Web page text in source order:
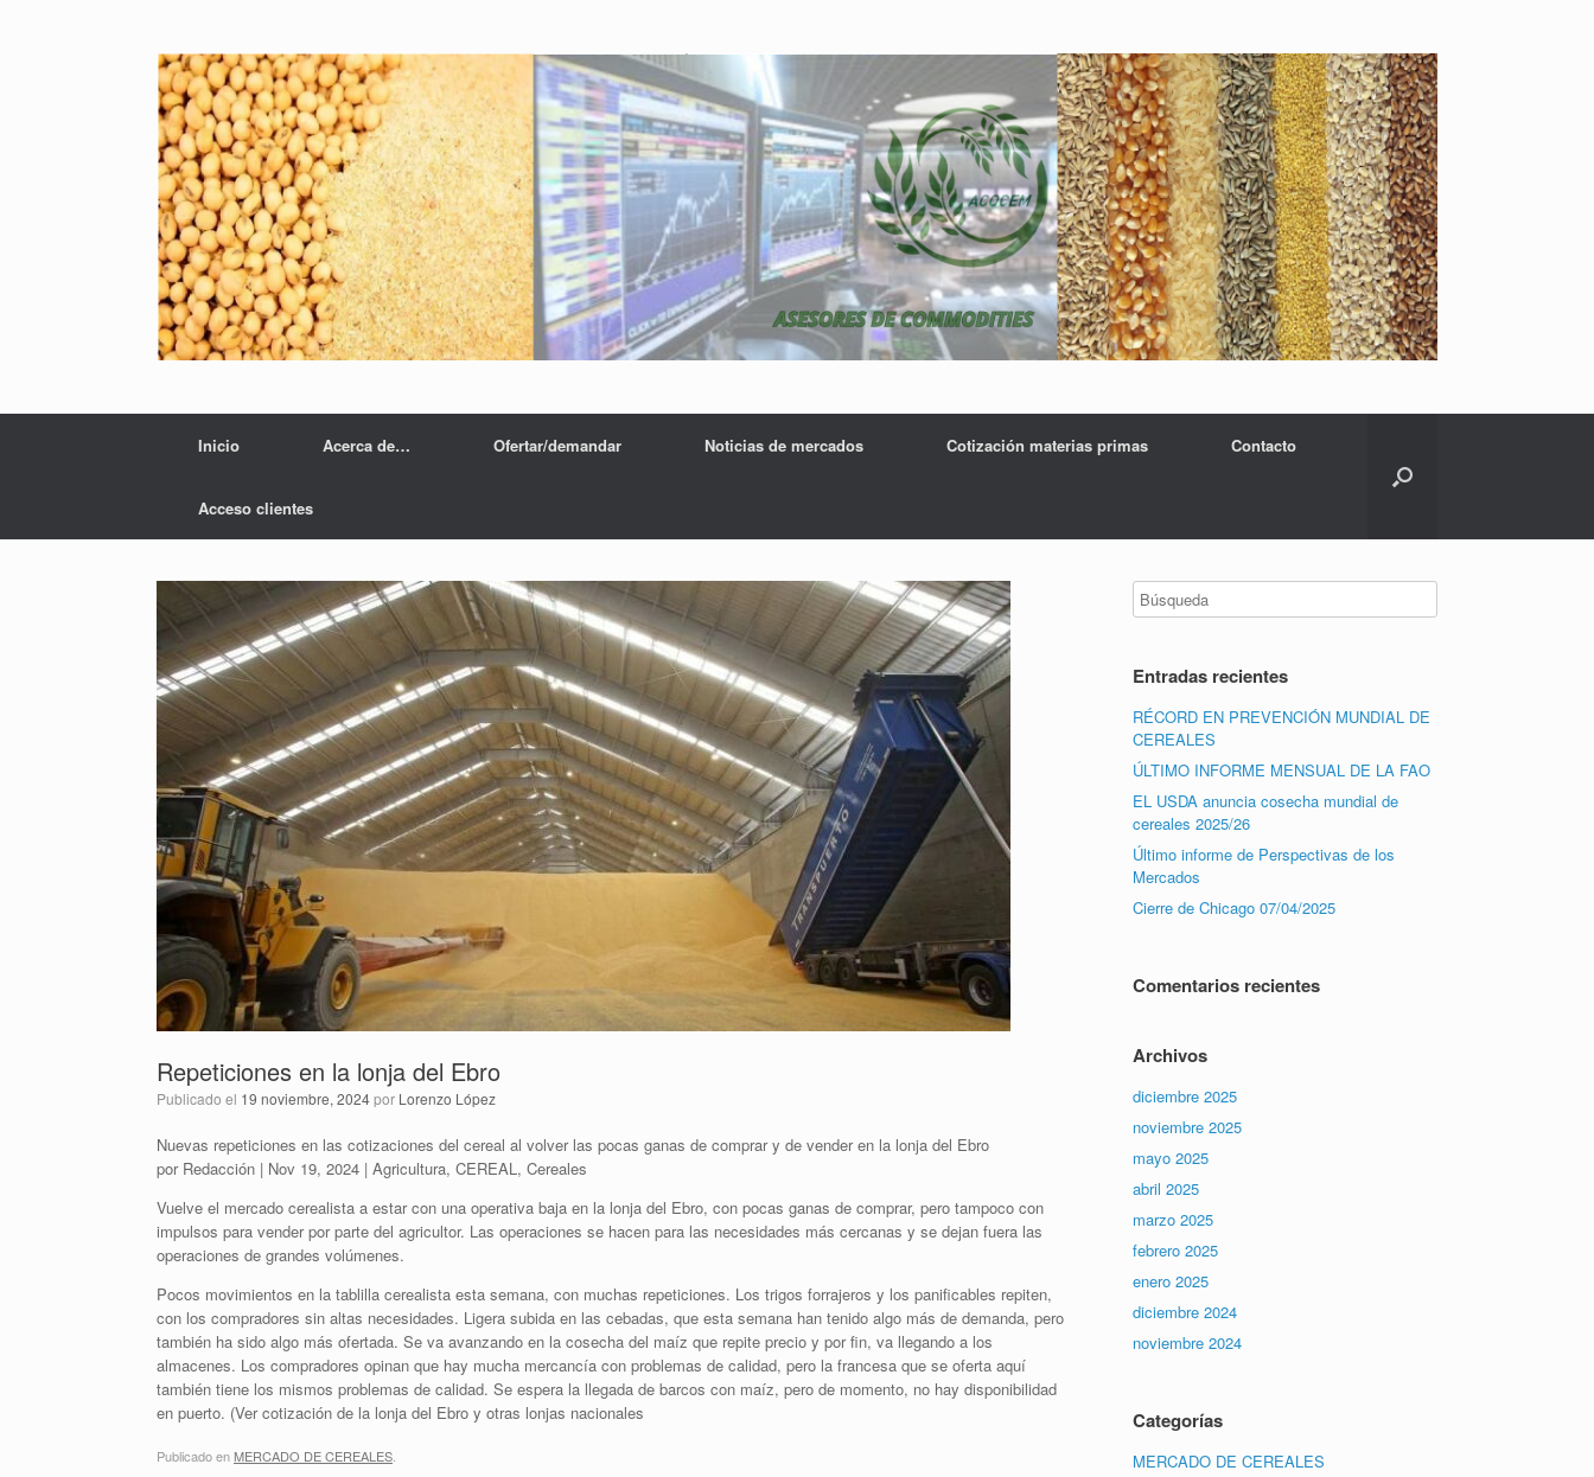
Inicio Acerca de… Ofertar/demandar Noticias de mercados Cotización materias primas Contacto
Acceso clientes
Repeticiones en la lonja del Ebro
Publicado el 19 noviembre, 2024por Lorenzo López
Nuevas repeticiones en las cotizaciones del cereal al volver las pocas ganas de comprar y de vender en la lonja del Ebro
por Redacción | Nov 19, 2024 | Agricultura, CEREAL, Cereales
Vuelve el mercado cerealista a estar con una operativa baja en la lonja del Ebro, con pocas ganas de comprar, pero tampoco con
impulsos para vender por parte del agricultor. Las operaciones se hacen para las necesidades más cercanas y se dejan fuera las
operaciones de grandes volúmenes.
Pocos movimientos en la tablilla cerealista esta semana, con muchas repeticiones. Los trigos forrajeros y los panificables repiten,
con los compradores sin altas necesidades. Ligera subida en las cebadas, que esta semana han tenido algo más de demanda, pero
también ha sido algo más ofertada. Se va avanzando en la cosecha del maíz que repite precio y por fin, va llegando a los
almacenes. Los compradores opinan que hay mucha mercancía con problemas de calidad, pero la francesa que se oferta aquí
también tiene los mismos problemas de calidad. Se espera la llegada de barcos con maíz, pero de momento, no hay disponibilidad
en puerto. (Ver cotización de la lonja del Ebro y otras lonjas nacionales
Publicado en MERCADO DE CEREALES
Entradas recientes
RÉCORD EN PREVENCIÓN MUNDIAL DE
CEREALES
ÚLTIMO INFORME MENSUAL DE LA FAO
EL USDA anuncia cosecha mundial de
cereales 2025/26
Último informe de Perspectivas de los
Mercados
Cierre de Chicago 07/04/2025
Comentarios recientes
Archivos
diciembre 2025
noviembre 2025
mayo 2025
abril 2025
marzo 2025
febrero 2025
enero 2025
diciembre 2024
noviembre 2024
Categorías
MERCADO DE CEREALES